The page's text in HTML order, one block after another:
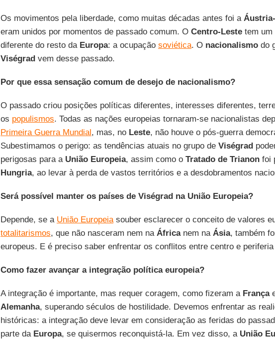
Os movimentos pela liberdade, como muitas décadas antes foi a
eram unidos por momentos de passado comum. O Centro-Lestetem um
diferente do resto da Europa: a ocupação soviética. O nacionalismodo
Viségradvem desse passado.
Por que essa sensação comum de desejo de nacionalismo?
O passado criou posições políticas diferentes, interesses diferentes,
os populismos. Todas as nações europeias tornaram-se nacionalistas
Primeira Guerra Mundial, mas, no Leste, não houve o pós-guerra
Subestimamos o perigo: as tendências atuais no grupo de Viségrad
perigosas para a União Europeia, assim como o Tratado de Trianonfoi
Hungria, ao levar à perda de vastos territórios e a desdobramentos
Será possível manter os países de Viségrad na União Europeia?
Depende, se a União Europeiasouber esclarecer o conceito de valores
totalitarismos, que não nasceram nem na Áfricanem na Ásia, também
europeus. E é preciso saber enfrentar os conflitos entre centro e
Como fazer avançar a integração política europeia?
A integração é importante, mas requer coragem, como fizeram a França
Alemanha, superando séculos de hostilidade. Devemos enfrentar as
históricas: a integração deve levar em consideração as feridas do
parte da Europa, se quisermos reconquistá-la. Em vez disso, a União